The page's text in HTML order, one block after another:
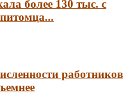
более 130 тыс. с
работников